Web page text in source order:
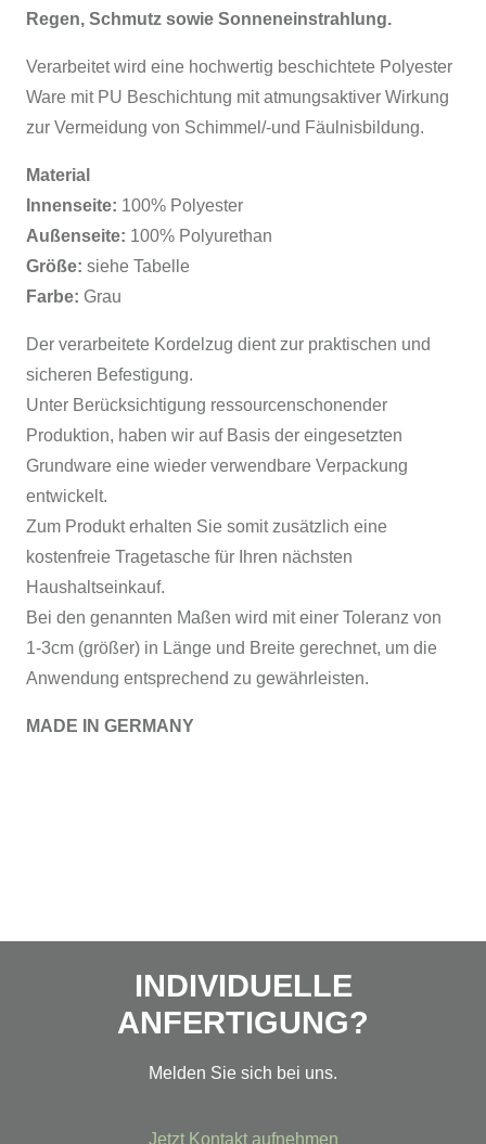
Regen, Schmutz sowie Sonneneinstrahlung.
Verarbeitet wird eine hochwertig beschichtete Polyester
Ware mit PU Beschichtung mit atmungsaktiver Wirkung
zur Vermeidung von Schimmel/-und Fäulnisbildung.
Material
Innenseite: 100% Polyester
Außenseite: 100% Polyurethan
Größe: siehe Tabelle
Farbe: Grau
Der verarbeitete Kordelzug dient zur praktischen und
sicheren Befestigung.
Unter Berücksichtigung ressourcenschonender
Produktion, haben wir auf Basis der eingesetzten
Grundware eine wieder verwendbare Verpackung
entwickelt.
Zum Produkt erhalten Sie somit zusätzlich eine
kostenfreie Tragetasche für Ihren nächsten
Haushaltseinkauf.
Bei den genannten Maßen wird mit einer Toleranz von
1-3cm (größer) in Länge und Breite gerechnet, um die
Anwendung entsprechend zu gewährleisten.
MADE IN GERMANY
INDIVIDUELLE
ANFERTIGUNG?
Melden Sie sich bei uns.
Jetzt Kontakt aufnehmen